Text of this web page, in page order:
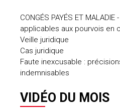
CONGÉS PAYÉS ET
applicables aux pourvois en
Veille juridique
Cas juridique
Faute inexcusable :
indemnisables
VIDÉO DU MOIS